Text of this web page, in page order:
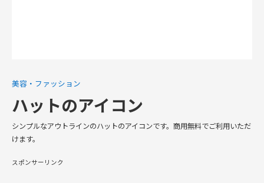
美容・ファッション
ハットのアイコン
シンプルなアウトラインのハットのアイコンです。商用無料でご利用いただ
けます。
スポンサーリンク